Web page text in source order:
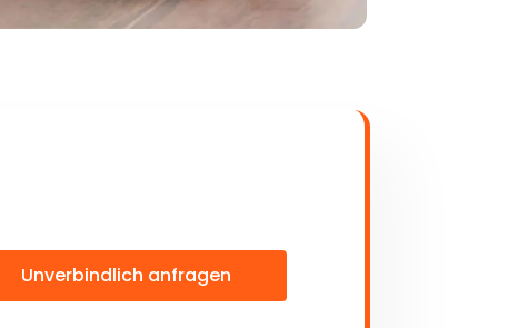
Unverbindlich anfragen